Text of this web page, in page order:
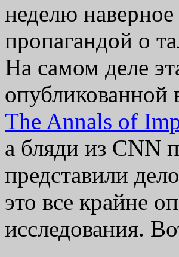
неделю
пропагандой о
На самом деле
опубликованной
The Annals of
а бляди из CNN
представили
это все крайне
исследования.